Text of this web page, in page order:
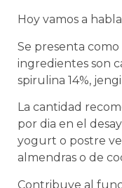
Hoy vamos a
Se presenta como
ingredientes son
spirulina 14%,
La cantidad
por dia en el
yogurt o postre
almendras o de
Contribuye al